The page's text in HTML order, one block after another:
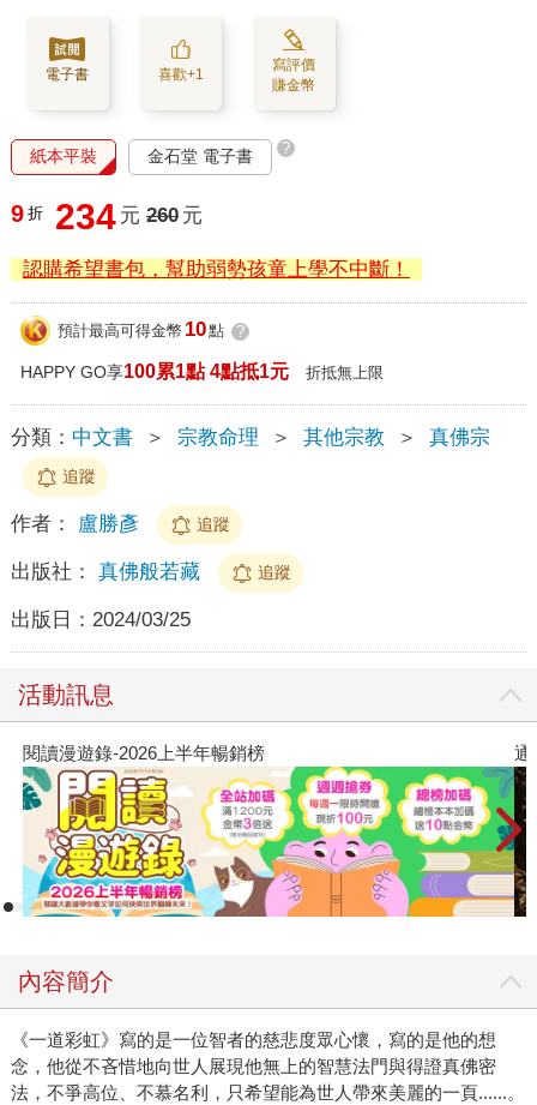
電子書 喜歡+1
寫評價
賺金幣
紙本平裝 金石堂 電子書 ?
9 折 234 元 260 元
認購希望書包，幫助弱勢孩童上學不中斷！
預計最高可得金幣 10點 ?
HAPPY GO享100累1點 4點抵1元 折抵無上限
分類： 中文書 ＞ 宗教命理 ＞ 其他宗教 ＞ 真佛宗
追蹤
作者： 盧勝彥 追蹤
出版社： 真佛般若藏 追蹤
出版日： 2024/03/25
活動訊息
閱讀漫遊錄-2026上半年暢銷榜 通
內容簡介
《一道彩虹》寫的是一位智者的慈悲度眾心懷，寫的是他的想
念，他從不吝惜地向世人展現他無上的智慧法門與得證真佛密
法，不爭高位、不慕名利，只希望能為世人帶來美麗的一頁......。